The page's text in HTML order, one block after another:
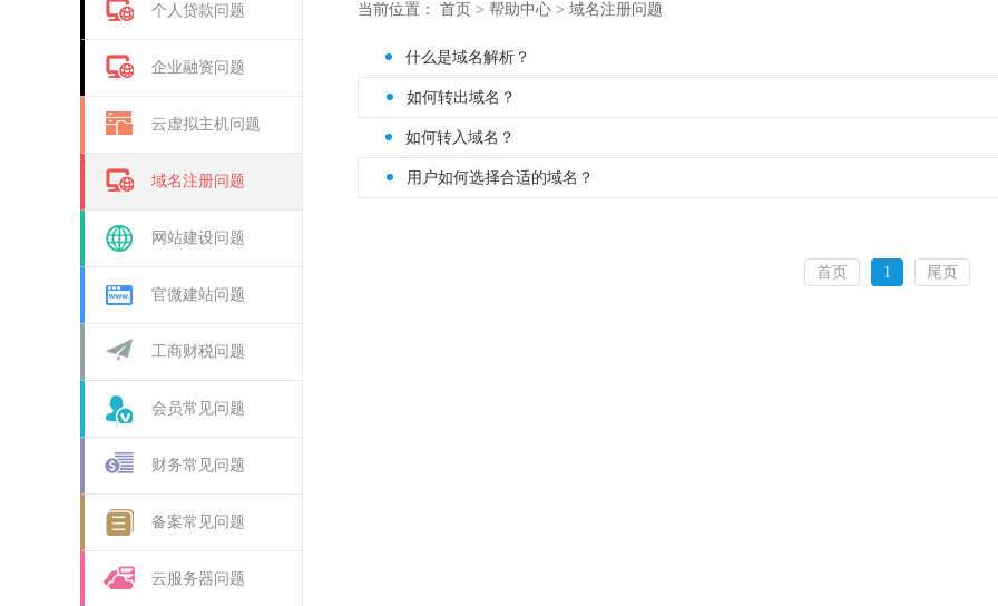
个人贷款问题
企业融资问题
云虚拟主机问题
域名注册问题
网站建设问题
官微建站问题
工商财税问题
会员常见问题
财务常见问题
备案常见问题
云服务器问题
当前位置： 首页 > 帮助中心 > 域名注册问题
什么是域名解析？
如何转出域名？
如何转入域名？
用户如何选择合适的域名？
首页 1 尾页